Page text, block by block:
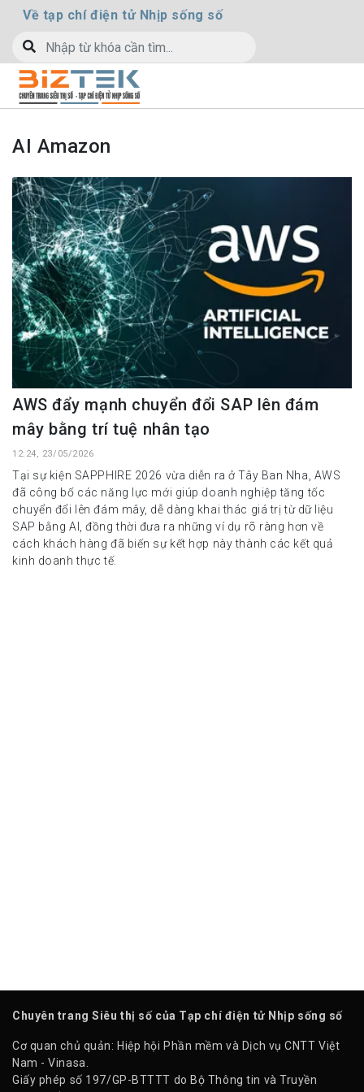
Về tạp chí điện tử Nhịp sống số
AI Amazon
AWS đẩy mạnh chuyển đổi SAP lên đám
mây bằng trí tuệ nhân tạo
12:24, 23/05/2026
Tại sự kiện SAPPHIRE 2026 vừa diễn ra ở Tây Ban Nha, AWS
đã công bố các năng lực mới giúp doanh nghiệp tăng tốc
chuyển đổi lên đám mây, dễ dàng khai thác giá trị từ dữ liệu
SAP bằng AI, đồng thời đưa ra những ví dụ rõ ràng hơn về
cách khách hàng đã biến sự kết hợp này thành các kết quả
kinh doanh thực tế.
Chuyên trang Siêu thị số của Tạp chí điện tử Nhịp sống số
Cơ quan chủ quản: Hiệp hội Phần mềm và Dịch vụ CNTT Việt
Nam - Vinasa.
Giấy phép số 197/GP-BTTTT do Bộ Thông tin và Truyền